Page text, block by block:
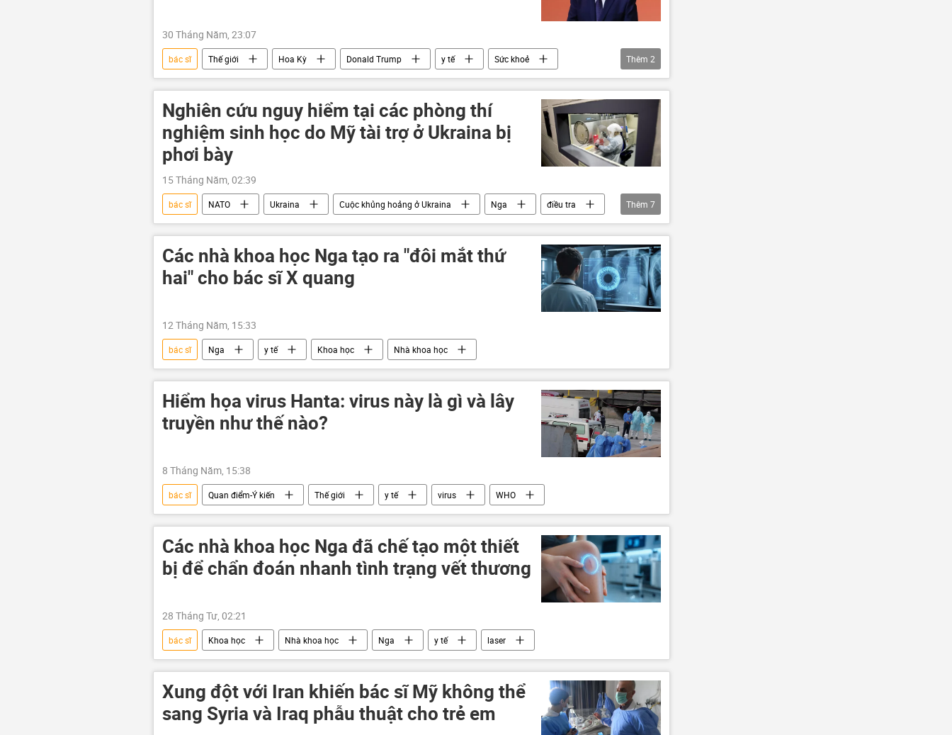
30 Tháng Năm, 23:07
bác sĩ Thế giới Hoa Kỳ Donald Trump y tế
Sức khoẻ
Nhà Trắng
Washington
Thêm 2
Nghiên cứu nguy hiểm tại các phòng thí
nghiệm sinh học do Mỹ tài trợ ở Ukraina bị
phơi bày
15 Tháng Năm, 02:39
bác sĩ NATO Ukraina Cuộc khủng hoảng ở Ukraina Nga
điều tra
Joe Biden
Bộ Quốc phòng Nga Liên Xô Bộ Quốc phòng Mỹ
sinh học
Hoa Kỳ
Thế giới
Thêm 7
Các nhà khoa học Nga tạo ra "đôi mắt thứ
hai" cho bác sĩ X quang
12 Tháng Năm, 15:33
bác sĩ Nga y tế Khoa học Nhà khoa học
Hiểm họa virus Hanta: virus này là gì và lây
truyền như thế nào?
8 Tháng Năm, 15:38
bác sĩ Quan điểm-Ý kiến Thế giới y tế virus WHO
Các nhà khoa học Nga đã chế tạo một thiết
bị để chẩn đoán nhanh tình trạng vết thương
28 Tháng Tư, 02:21
bác sĩ Khoa học Nhà khoa học Nga y tế laser
Xung đột với Iran khiến bác sĩ Mỹ không thể
sang Syria và Iraq phẫu thuật cho trẻ em